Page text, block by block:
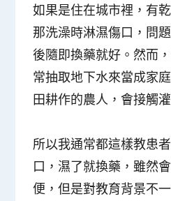
如果是住在城市裡，有
那洗澡時淋濕傷口，問
後隨即換藥就好。然而
常抽取地下水來當成家
田耕作的農人，會接觸
所以我通常都這樣教患
口，濕了就換藥，雖然
便，但是對教育背景不